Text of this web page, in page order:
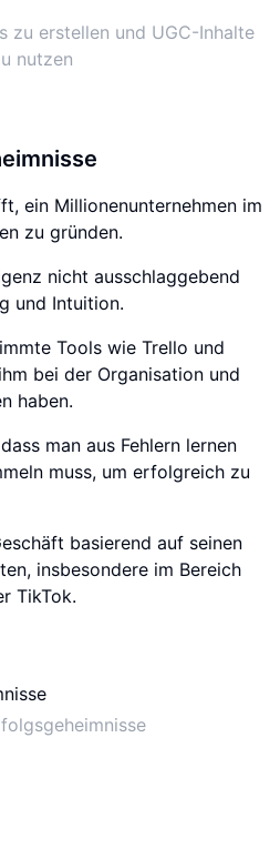
zu erstellen und UGC-Inhalte
nutzen
ein Millionenunternehmen im
zu gründen.
nicht ausschlaggebend
und Intuition.
Tools wie Trello und
bei der Organisation und
haben.
man aus Fehlern lernen
muss, um erfolgreich zu
basierend auf seinen
insbesondere im Bereich
TikTok.